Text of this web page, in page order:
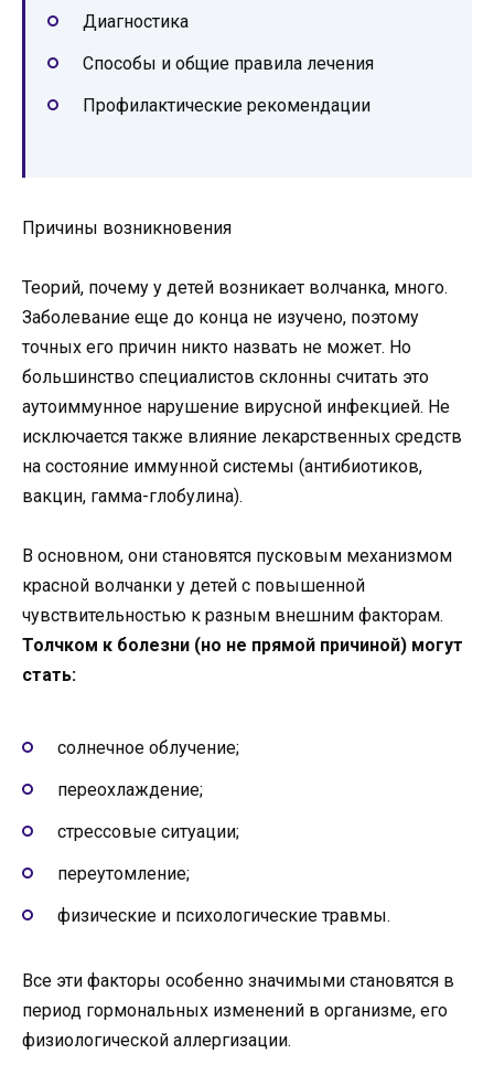
Диагностика
Способы и общие правила лечения
Профилактические рекомендации
Причины возникновения
Теорий, почему у детей возникает волчанка, много.
Заболевание еще до конца не изучено, поэтому
точных его причин никто назвать не может. Но
большинство специалистов склонны считать это
аутоиммунное нарушение вирусной инфекцией. Не
исключается также влияние лекарственных средств
на состояние иммунной системы (антибиотиков,
вакцин, гамма-глобулина).
В основном, они становятся пусковым механизмом
красной волчанки у детей с повышенной
чувствительностью к разным внешним факторам.
Толчком к болезни (но не прямой причиной) могут
стать:
солнечное облучение;
переохлаждение;
стрессовые ситуации;
переутомление;
физические и психологические травмы.
Все эти факторы особенно значимыми становятся в
период гормональных изменений в организме, его
физиологической аллергизации.